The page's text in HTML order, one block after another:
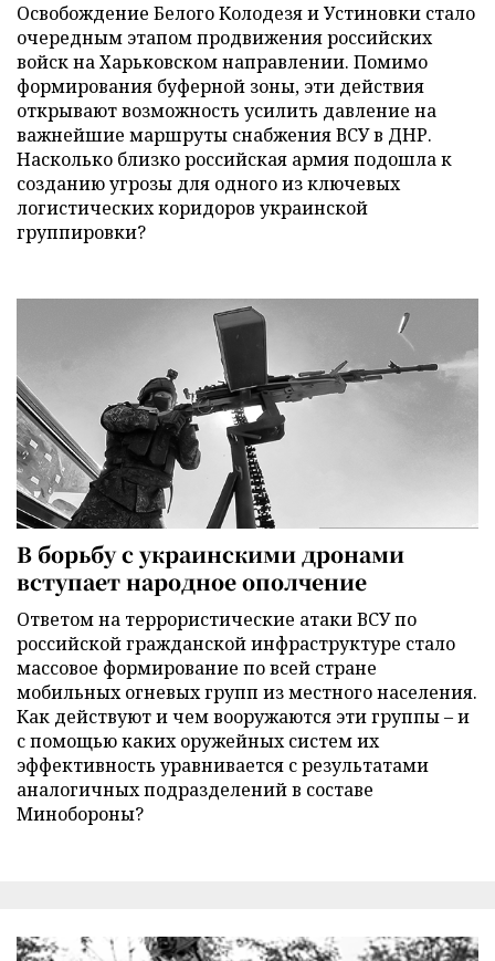
Освобождение Белого Колодезя и Устиновки стало
очередным этапом продвижения российских
войск на Харьковском направлении. Помимо
формирования буферной зоны, эти действия
открывают возможность усилить давление на
важнейшие маршруты снабжения ВСУ в ДНР.
Насколько близко российская армия подошла к
созданию угрозы для одного из ключевых
логистических коридоров украинской
группировки?
В борьбу с украинскими дронами
вступает народное ополчение
Ответом на террористические атаки ВСУ по
российской гражданской инфраструктуре стало
массовое формирование по всей стране
мобильных огневых групп из местного населения.
Как действуют и чем вооружаются эти группы – и
с помощью каких оружейных систем их
эффективность уравнивается с результатами
аналогичных подразделений в составе
Минобороны?